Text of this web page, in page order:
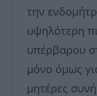
την
υψηλότερη
υπέρβαρου
μόνο όμως
μητέρες